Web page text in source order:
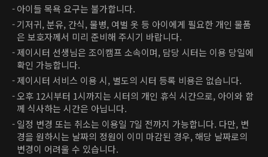
아이들 목욕 요구는 불가합니다.
기저귀, 분유, 간식, 물병, 여벌 옷 등 아이에게 필요한 개인 물품
은 보호자께서 미리 준비해 주시기 바랍니다.
제이시터 선생님은 조이캠프 소속이며, 담당 시터는 이용 당일에
확인 가능합니다.
제이시터 서비스 이용 시, 별도의 시터 등록 비용은 없습니다.
오후 12시부터 1시까지는 시터의 개인 휴식 시간으로, 아이와 함
께 식사하는 시간은 아닙니다.
일정 변경 또는 취소는 이용일 7일 전까지 가능합니다. 다만, 변
경을 원하시는 날짜의 정원이 이미 마감된 경우, 해당 날짜로의
변경이 어려울 수 있습니다.